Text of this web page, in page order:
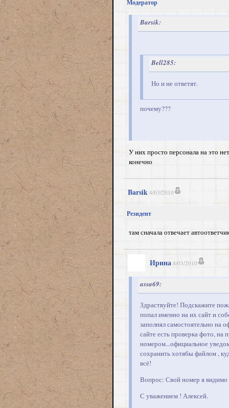
Модератор
Barsik:
Bell285:
Но и не ответят.
почему???
У них просто персонала на это
конечно
Barsik 4/03/2010
Резидент
там сначала отвечает
Ирина 4/03/2010
assa69:
Здраствуйте! Подскажите
попал именно на их сайт и
заполнял самостоятельно на
сайте есть проверка фото, на
номером...официальное
сохранить хотябы файлом ,
всё!
Вопрос: Свой номер я видимо
С уважением ! Алексей.